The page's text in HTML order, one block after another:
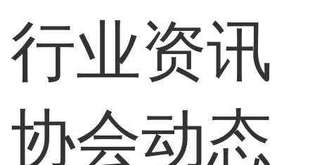
行业资讯
协会动态